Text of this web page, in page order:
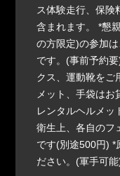
ス体験走行、保険
含まれます。 *懇
の方限定)の参加
です。(事前予約
クス、運動靴をご
メット、手袋はお
レンタルヘルメッ
衛生上、各自のフ
です(別途500円) *
ださい。(軍手可能